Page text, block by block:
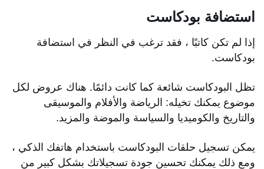
استضافة بودكاست
إذا لم تكن كاتبًا ، فقد ترغب في النظر في استضافة
بودكاست.
تظل البودكاست شائعة كما كانت دائمًا. هناك عروض لكل
موضوع يمكنك تخيله: الرياضة والأفلام والموسيقى
والتاريخ والكوميديا ​​والسياسة والموضة والمزيد.
يمكن تسجيل حلقات البودكاست باستخدام هاتفك الذكي ،
ومع ذلك يمكنك تحسين جودة تسجيلاتك بشكل كبير من